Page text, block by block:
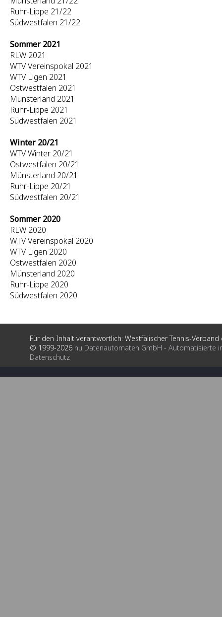
Ruhr-Lippe 21/22
Südwestfalen 21/22
Sommer 2021
RLW 2021
WTV Vereinspokal 2021
WTV Ligen 2021
Ostwestfalen 2021
Münsterland 2021
Ruhr-Lippe 2021
Südwestfalen 2021
Winter 20/21
WTV Winter 20/21
Ostwestfalen 20/21
Münsterland 20/21
Ruhr-Lippe 20/21
Südwestfalen 20/21
Sommer 2020
RLW 2020
WTV Vereinspokal 2020
WTV Ligen 2020
Ostwestfalen 2020
Münsterland 2020
Ruhr-Lippe 2020
Südwestfalen 2020
Für den Inhalt verantwortlich: Westfälischer Tennis-Verband
© 1999-2026 nu Datenautomaten GmbH - Automatisierte
Datenschutz